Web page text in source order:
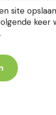
site
keer